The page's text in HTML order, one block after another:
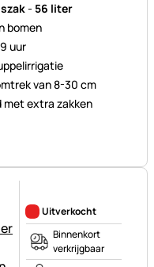
- 56 liter
bomen
uur
van 8-30 cm
met extra zakken
Uitverkocht
Binnenkort
verkrijgbaar